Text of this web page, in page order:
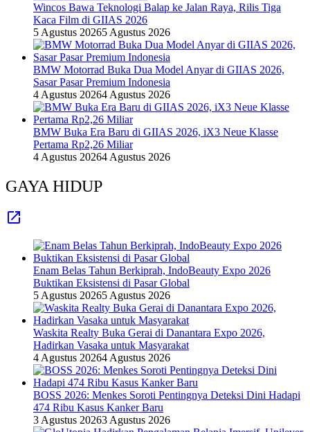
Wincos Bawa Teknologi Balap ke Jalan Raya, Rilis Tiga
Kaca Film di GIIAS 2026
5 Agustus 20265 Agustus 2026
BMW Motorrad Buka Dua Model Anyar di GIIAS 2026,
Sasar Pasar Premium Indonesia
4 Agustus 20264 Agustus 2026
BMW Buka Era Baru di GIIAS 2026, iX3 Neue Klasse
Pertama Rp2,26 Miliar
4 Agustus 20264 Agustus 2026
GAYA HIDUP
Enam Belas Tahun Berkiprah, IndoBeauty Expo 2026
Buktikan Eksistensi di Pasar Global
5 Agustus 20265 Agustus 2026
Waskita Realty Buka Gerai di Danantara Expo 2026,
Hadirkan Vasaka untuk Masyarakat
4 Agustus 20264 Agustus 2026
BOSS 2026: Menkes Soroti Pentingnya Deteksi Dini Hadapi
474 Ribu Kasus Kanker Baru
3 Agustus 20263 Agustus 2026